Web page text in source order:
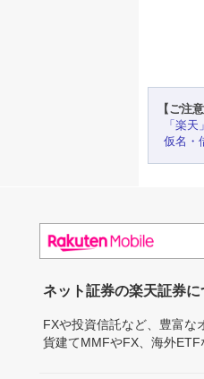
【ご注
「楽
仮名・
ネット証券の楽天証券
FXや投資信託など、豊富な
貨建てMMFやFX、海外